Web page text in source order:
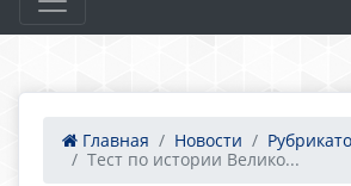
Главная Новости
Тест по истории Велико...